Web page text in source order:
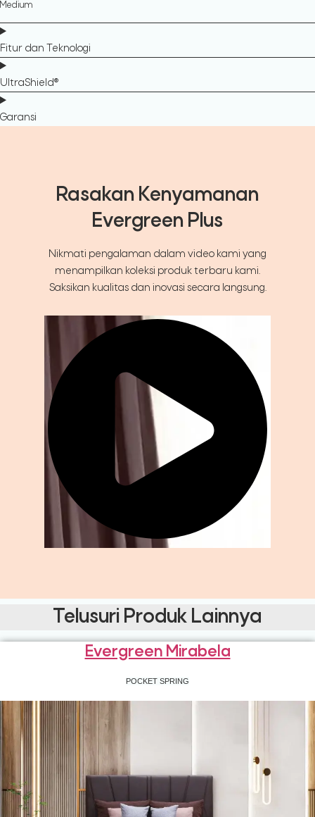
Medium
Fitur dan Teknologi
UltraShield®
Garansi
Rasakan Kenyamanan
Evergreen Plus
Nikmati pengalaman dalam video kami yang
menampilkan koleksi produk terbaru kami.
Saksikan kualitas dan inovasi secara langsung.
Telusuri Produk Lainnya
Evergreen Mirabela
POCKET SPRING